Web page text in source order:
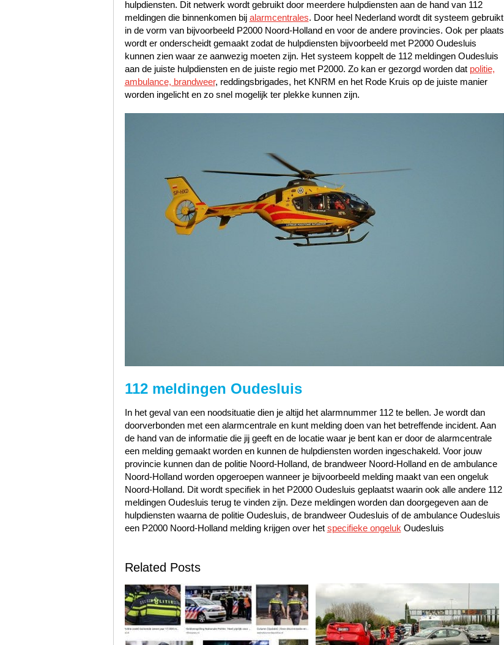
hulpdiensten. Dit netwerk wordt gebruikt door meerdere hulpdiensten aan de hand van 112
meldingen die binnenkomen bij alarmcentrales. Door heel Nederland wordt dit systeem gebruikt
in de vorm van bijvoorbeeld P2000 Noord-Holland en voor de andere provincies. Ook per plaats
wordt er onderscheidt gemaakt zodat de hulpdiensten bijvoorbeeld met P2000 Oudesluis
kunnen zien waar ze aanwezig moeten zijn. Het systeem koppelt de 112 meldingen Oudesluis
aan de juiste hulpdiensten en de juiste regio met P2000. Zo kan er gezorgd worden dat politie,
ambulance, brandweer, reddingsbrigades, het KNRM en het Rode Kruis op de juiste manier
worden ingelicht en zo snel mogelijk ter plekke kunnen zijn.
112 meldingen Oudesluis
In het geval van een noodsituatie dien je altijd het alarmnummer 112 te bellen. Je wordt dan
doorverbonden met een alarmcentrale en kunt melding doen van het betreffende incident. Aan
de hand van de informatie die jij geeft en de locatie waar je bent kan er door de alarmcentrale
een melding gemaakt worden en kunnen de hulpdiensten worden ingeschakeld. Voor jouw
provincie kunnen dan de politie Noord-Holland, de brandweer Noord-Holland en de ambulance
Noord-Holland worden opgeroepen wanneer je bijvoorbeeld melding maakt van een ongeluk
Noord-Holland. Dit wordt specifiek in het P2000 Oudesluis geplaatst waarin ook alle andere 112
meldingen Oudesluis terug te vinden zijn. Deze meldingen worden dan doorgegeven aan de
hulpdiensten waarna de politie Oudesluis, de brandweer Oudesluis of de ambulance Oudesluis
een P2000 Noord-Holland melding krijgen over het specifieke ongeluk Oudesluis
Related Posts